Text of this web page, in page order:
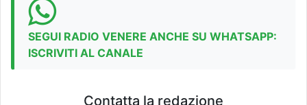
SEGUI RADIO VENERE ANCHE SU WHATSAPP:
ISCRIVITI AL CANALE
Contatta la redazione